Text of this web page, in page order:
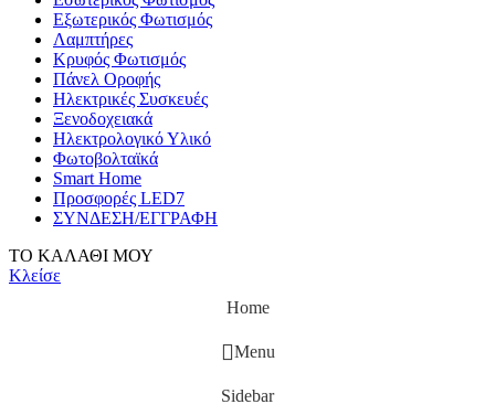
Εξωτερικός Φωτισμός
Λαμπτήρες
Κρυφός Φωτισμός
Πάνελ Οροφής
Ηλεκτρικές Συσκευές
Ξενοδοχειακά
Ηλεκτρολογικό Υλικό
Φωτοβολταϊκά
Smart Home
Προσφορές LED7
ΣΥΝΔΕΣΗ/ΕΓΓΡΑΦΗ
ΤΟ ΚΑΛΑΘΙ ΜΟΥ
Κλείσε
Home
Menu
Sidebar